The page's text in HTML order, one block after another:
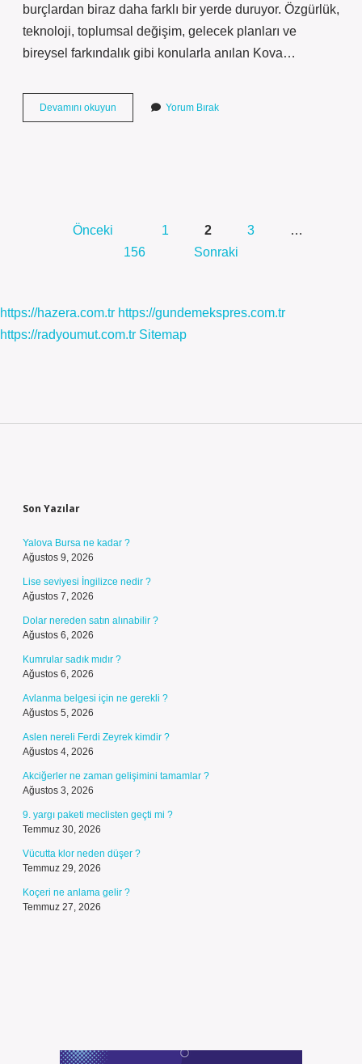
burçlardan biraz daha farklı bir yerde duruyor. Özgürlük,
teknoloji, toplumsal değişim, gelecek planları ve
bireysel farkındalık gibi konularla anılan Kova…
Devamını okuyun Kovalaklık
yapma
Yorum Bırak
sayfalaması
Önceki 1 2 3
…
156
Sonraki
https://hazera.com.tr https://gundemekspres.com.tr
https://radyoumut.com.tr Sitemap
Son Yazılar
Yalova Bursa ne kadar ?
Ağustos 9, 2026
Lise seviyesi İngilizce nedir ?
Ağustos 7, 2026
Dolar nereden satın alınabilir ?
Ağustos 6, 2026
Kumrular sadık mıdır ?
Ağustos 6, 2026
Avlanma belgesi için ne gerekli ?
Ağustos 5, 2026
Aslen nereli Ferdi Zeyrek kimdir ?
Ağustos 4, 2026
Akciğerler ne zaman gelişimini tamamlar ?
Ağustos 3, 2026
9. yargı paketi meclisten geçti mi ?
Temmuz 30, 2026
Vücutta klor neden düşer ?
Temmuz 29, 2026
Koçeri ne anlama gelir ?
Temmuz 27, 2026